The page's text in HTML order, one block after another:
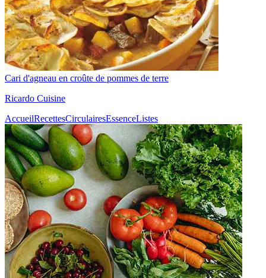
Cari d'agneau en croûte de pommes de terre
Ricardo Cuisine
AccueilRecettesCirculairesEssenceListes